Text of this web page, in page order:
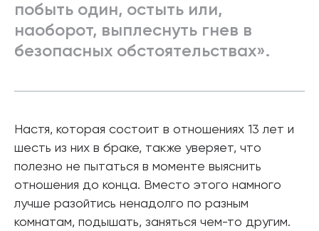
побыть один, остыть или,
наоборот, выплеснуть гнев в
безопасных обстоятельствах».
Настя, которая состоит в отношениях 13 лет и
шесть из них в браке, также уверяет, что
полезно не пытаться в моменте выяснить
отношения до конца. Вместо этого намного
лучше разойтись ненадолго по разным
комнатам, подышать, заняться чем-то другим.